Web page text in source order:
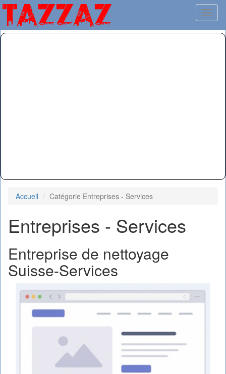
Accueil Catégorie Entreprises - Services
Entreprises - Services
Entreprise de nettoyage
Suisse-Services